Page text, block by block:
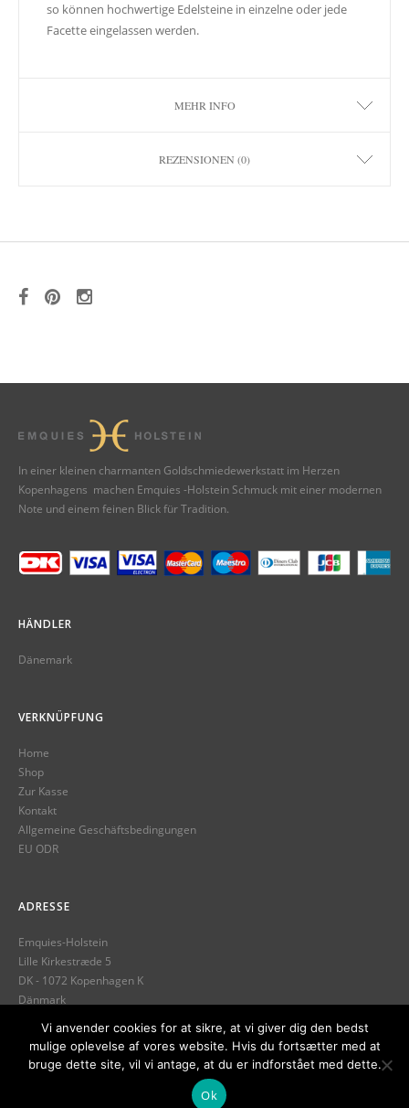
so können hochwertige Edelsteine in einzelne oder jede
Facette eingelassen werden.
MEHR INFO
REZENSIONEN (0)
In einer kleinen charmanten Goldschmiedewerkstatt im Herzen
Kopenhagens machen Emquies -Holstein Schmuck mit einer modernen
Note und einem feinen Blick für Tradition.
HÄNDLER
Dänemark
VERKNÜPFUNG
Home
Shop
Zur Kasse
Kontakt
Allgemeine Geschäftsbedingungen
EU ODR
ADRESSE
Emquies-Holstein
Lille Kirkestræde 5
DK - 1072 Kopenhagen K
Dänmark
info@emquies-holstein.com
Vi anvender cookies for at sikre, at vi giver dig den bedst
mulige oplevelse af vores website. Hvis du fortsætter med at
bruge dette site, vil vi antage, at du er indforstået med dette.
Ok